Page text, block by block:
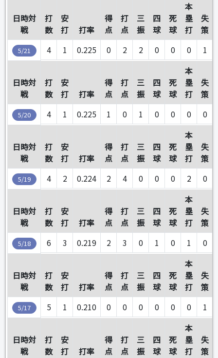
日時対
戦
打
数
安
打
打率
得
点
打
点
三
振
四
球
死
球
本
塁
打
失
策
5/21 4 1 0.225 0 2 2 0 0 0 1
日時対
戦
打
数
安
打
打率
得
点
打
点
三
振
四
球
死
球
本
塁
打
失
策
5/20 4 1 0.225 1 0 1 0 0 0 0
日時対
戦
打
数
安
打
打率
得
点
打
点
三
振
四
球
死
球
本
塁
打
失
策
5/19 4 2 0.224 2 4 0 0 0 2 0
日時対
戦
打
数
安
打
打率
得
点
打
点
三
振
四
球
死
球
本
塁
打
失
策
5/18 6 3 0.219 2 3 0 1 0 1 0
日時対
戦
打
数
安
打
打率
得
点
打
点
三
振
四
球
死
球
本
塁
打
失
策
5/17 5 1 0.210 0 0 0 0 0 0 1
日時対
戦
打
数
安
打
打率
得
点
打
点
三
振
四
球
死
球
本
塁
打
失
策